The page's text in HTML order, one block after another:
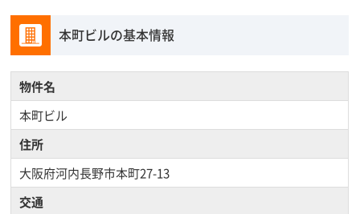
本町ビルの基本情報
物件名
本町ビル
住所
大阪府河内長野市本町27-13
交通